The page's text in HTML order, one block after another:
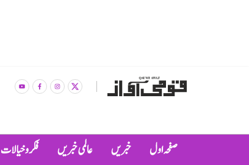
صفحہ اول خبریں عالمی خبریں فکر و خیالات